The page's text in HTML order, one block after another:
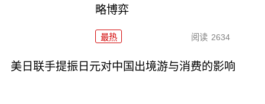
略博弈
最热 阅读 2634
美日联手提振日元对中国出境游与消费的影响